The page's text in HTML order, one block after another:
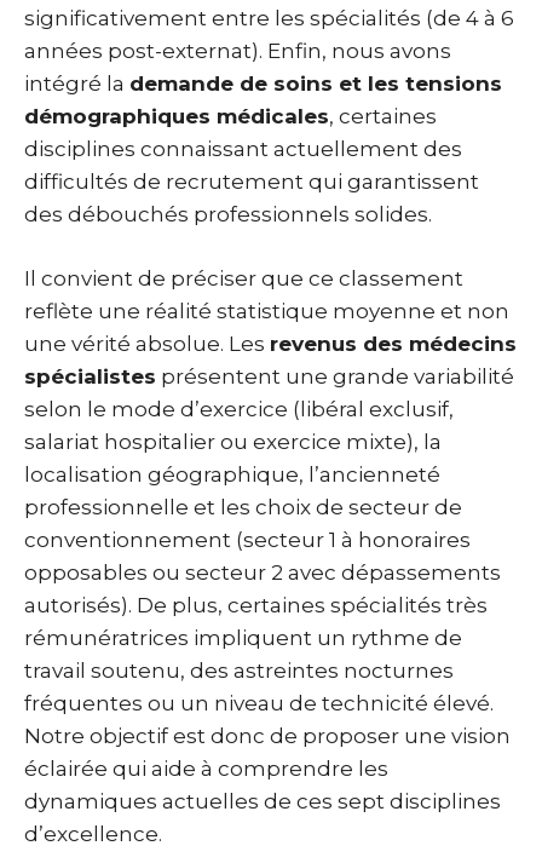
significativement entre les spécialités (de 4 à 6
années post-externat). Enfin, nous avons
intégré la demande de soins et les tensions
démographiques médicales, certaines
disciplines connaissant actuellement des
difficultés de recrutement qui garantissent
des débouchés professionnels solides.
Il convient de préciser que ce classement
reflète une réalité statistique moyenne et non
une vérité absolue. Les revenus des médecins
spécialistes présentent une grande variabilité
selon le mode d’exercice (libéral exclusif,
salariat hospitalier ou exercice mixte), la
localisation géographique, l’ancienneté
professionnelle et les choix de secteur de
conventionnement (secteur 1 à honoraires
opposables ou secteur 2 avec dépassements
autorisés). De plus, certaines spécialités très
rémunératrices impliquent un rythme de
travail soutenu, des astreintes nocturnes
fréquentes ou un niveau de technicité élevé.
Notre objectif est donc de proposer une vision
éclairée qui aide à comprendre les
dynamiques actuelles de ces sept disciplines
d’excellence.